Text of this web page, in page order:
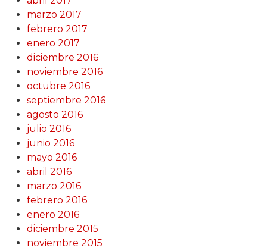
marzo 2017
febrero 2017
enero 2017
diciembre 2016
noviembre 2016
octubre 2016
septiembre 2016
agosto 2016
julio 2016
junio 2016
mayo 2016
abril 2016
marzo 2016
febrero 2016
enero 2016
diciembre 2015
noviembre 2015